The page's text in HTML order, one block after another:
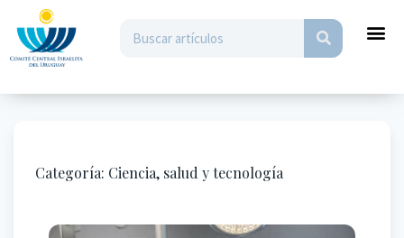
Categoría: Ciencia, salud y tecnología